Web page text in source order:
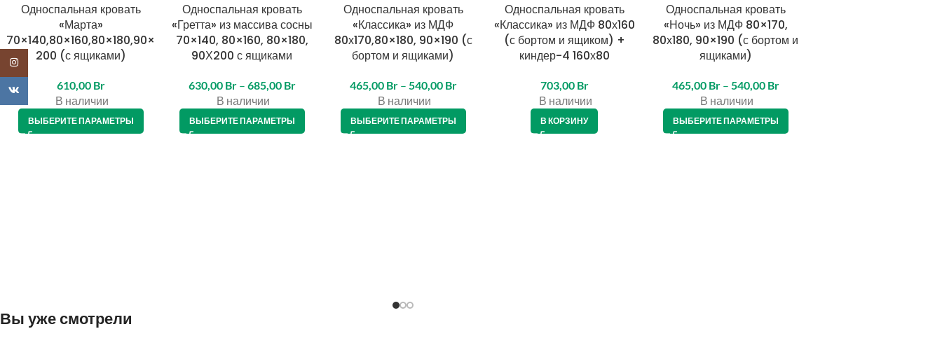
Односпальная кровать
«Марта»
70×140,80×160,80×180,90×
200 (с ящиками)
610,00 Br
В наличии
ВЫБЕРИТЕ ПАРАМЕТРЫ
Односпальная кровать
«Гретта» из массива сосны
70×140, 80×160, 80×180,
90Х200 с ящиками
630,00 Br – 685,00 Br
В наличии
ВЫБЕРИТЕ ПАРАМЕТРЫ
Односпальная кровать
«Классика» из МДФ
80х170,80×180, 90×190 (с
бортом и ящиками)
465,00 Br – 540,00 Br
В наличии
ВЫБЕРИТЕ ПАРАМЕТРЫ
Односпальная кровать
«Классика» из МДФ 80х160
(с бортом и ящиком) +
киндер-4 160х80
703,00 Br
В наличии
В КОРЗИНУ
Односпальная кровать
«Ночь» из МДФ 80×170,
80х180, 90×190 (с бортом и
ящиками)
465,00 Br – 540,00 Br
В наличии
ВЫБЕРИТЕ ПАРАМЕТРЫ
Вы уже смотрели
Instagram